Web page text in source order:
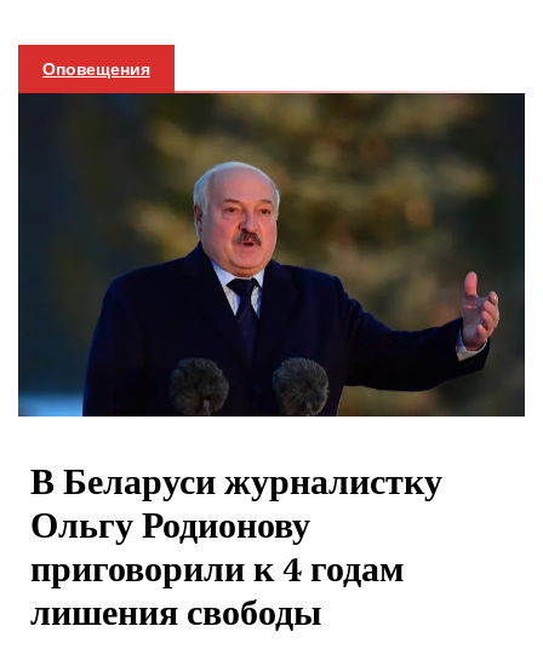
Оповещения
В Беларуси журналистку
Ольгу Родионову
приговорили к 4 годам
лишения свободы